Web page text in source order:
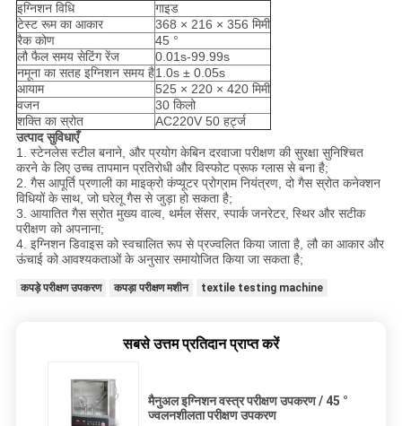
इग्निशन विधि
गाइड
टेस्ट रूम का आकार
368 × 216 × 356 मिमी
रैक कोण
45 °
लौ फैल समय सेटिंग रेंज
0.01s-99.99s
नमूना का सतह इग्निशन समय है1.0s ± 0.05s
आयाम
525 × 220 × 420 मिमी
वजन
30 किलो
शक्ति का स्रोत
AC220V 50 हर्ट्ज
उत्पाद सुविधाएँ
1. स्टेनलेस स्टील बनाने, और प्रयोग केबिन दरवाजा परीक्षण की सुरक्षा सुनिश्चित
करने के लिए उच्च तापमान प्रतिरोधी और विस्फोट प्रूफ ग्लास से बना है;
2. गैस आपूर्ति प्रणाली का माइक्रो कंप्यूटर प्रोग्राम नियंत्रण, दो गैस स्रोत कनेक्शन
विधियों के साथ, जो घरेलू गैस से जुड़ा हो सकता है;
3. आयातित गैस स्रोत मुख्य वाल्व, थर्मल सेंसर, स्पार्क जनरेटर, स्थिर और सटीक
परीक्षण को अपनाना;
4. इग्निशन डिवाइस को स्वचालित रूप से प्रज्वलित किया जाता है, लौ का आकार और
ऊंचाई को आवश्यकताओं के अनुसार समायोजित किया जा सकता है;
कपड़े परीक्षण उपकरण कपड़ा परीक्षण मशीन textile testing machine
सबसे उत्तम प्रतिदान प्राप्त करें
मैनुअल इग्निशन वस्त्र परीक्षण उपकरण / 45 °
ज्वलनशीलता परीक्षण उपकरण